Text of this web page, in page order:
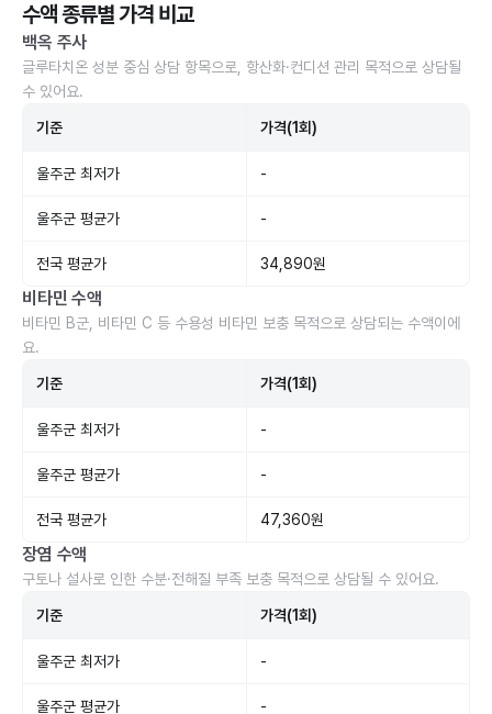
수액 종류별 가격 비교
백옥 주사
글루타치온 성분 중심 상담 항목으로, 항산화·컨디션 관리 목적으로 상담될
수 있어요.
기준 가격(1회)
울주군 최저가 -
울주군 평균가 -
전국 평균가 34,890원
비타민 수액
비타민 B군, 비타민 C 등 수용성 비타민 보충 목적으로 상담되는 수액이에
요.
기준 가격(1회)
울주군 최저가 -
울주군 평균가 -
전국 평균가 47,360원
장염 수액
구토나 설사로 인한 수분·전해질 부족 보충 목적으로 상담될 수 있어요.
기준 가격(1회)
울주군 최저가 -
울주군 평균가 -